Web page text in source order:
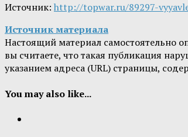
Источник: http://topwar.ru/89297-
Источник материала
Настоящий материал самостоятельно
вы считаете, что такая публикация
указанием адреса (URL) страницы,
You may also like...